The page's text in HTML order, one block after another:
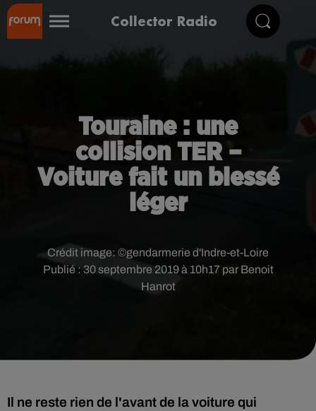
Collector Radio
Touraine : une
collision TER –
Voiture fait un blessé
léger
Publié : 30 septembre 2019 à 10h17 par Benoit
Hanrot
Crédit image: ©gendarmerie d'Indre-et-Loire
Il ne reste rien de l'avant de la voiture qui